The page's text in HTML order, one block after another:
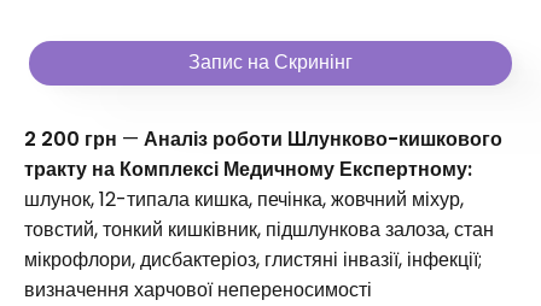
Запис на Скринінг
2 200 грн — Аналіз роботи Шлунково-кишкового
тракту на Комплексі Медичному Експертному:
шлунок, 12-типала кишка, печінка, жовчний міхур,
товстий, тонкий кишківник, підшлункова залоза, стан
мікрофлори, дисбактеріоз, глистяні інвазії, інфекції;
визначення харчової непереносимості